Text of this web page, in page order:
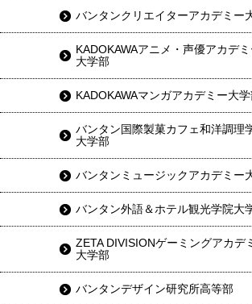
バンタンクリエイターアカデミー
KADOKAWAアニメ・声優アカデミ
大学部
KADOKAWAマンガアカデミー大
バンタン国際製菓カフェ和洋調理
大学部
バンタンミュージックアカデミー
バンタン外語＆ホテル観光学院大
ZETA DIVISIONゲーミングアカデ
大学部
バンタンデザイン研究所高等部